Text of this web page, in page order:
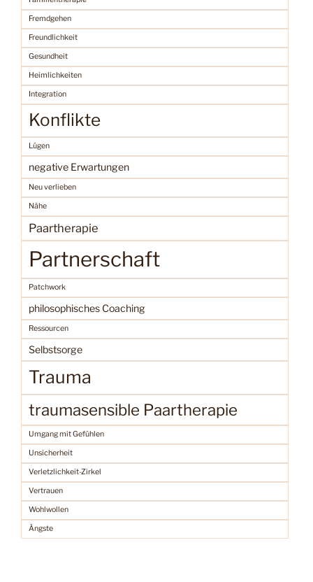
Fremdgehen
Freundlichkeit
Gesundheit
Heimlichkeiten
Integration
Konflikte
Lügen
negative Erwartungen
Neu verlieben
Nähe
Paartherapie
Partnerschaft
Patchwork
philosophisches Coaching
Ressourcen
Selbstsorge
Trauma
traumasensible Paartherapie
Umgang mit Gefühlen
Unsicherheit
Verletzlichkeit-Zirkel
Vertrauen
Wohlwollen
Ängste